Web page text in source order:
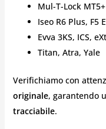
Mul-T-Lock
Iseo R6 Plus, F5
Evva 3KS, ICS,
Titan, Atra, Yale
Verifichiamo con
originale, garantendo
tracciabile.